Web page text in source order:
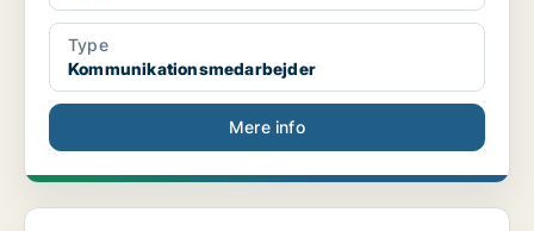
Type
Kommunikationsmedarbejder
Mere info
Content specialist med øje for den gode historie